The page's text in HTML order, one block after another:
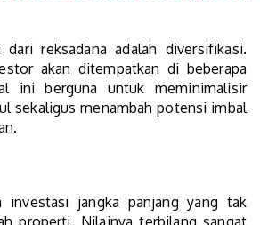
dari reksadana adalah diversifikasi.
akan ditempatkan di beberapa
ini berguna untuk meminimalisir
sekaligus menambah potensi imbal
investasi jangka panjang yang tak
properti. Nilainya terbilang sangat